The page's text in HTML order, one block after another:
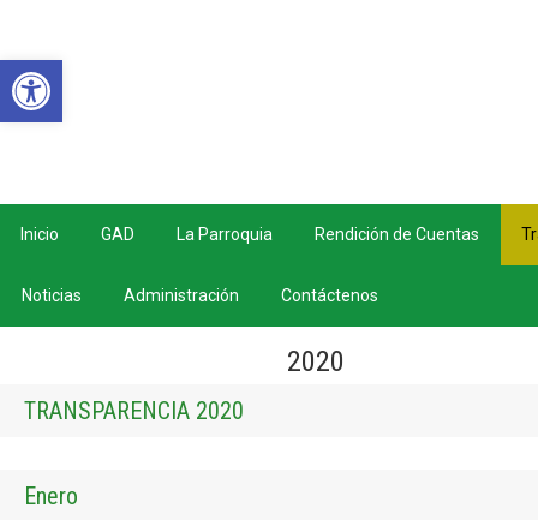
Inicio GAD La Parroquia Rendición de Cuentas
Noticias Administración Contáctenos
2020
TRANSPARENCIA 2020
Enero
Abrir barra de herramientas